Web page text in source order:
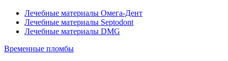
Лечебные материалы Омега-Дент
Лечебные материалы Septodont
Лечебные материалы DMG
Временные пломбы